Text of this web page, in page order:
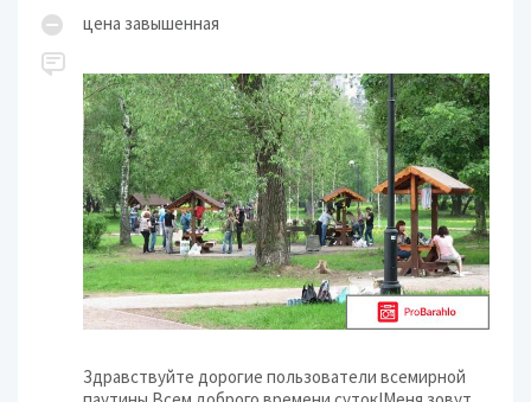
цена завышенная
Здравствуйте дорогие пользователи всемирной